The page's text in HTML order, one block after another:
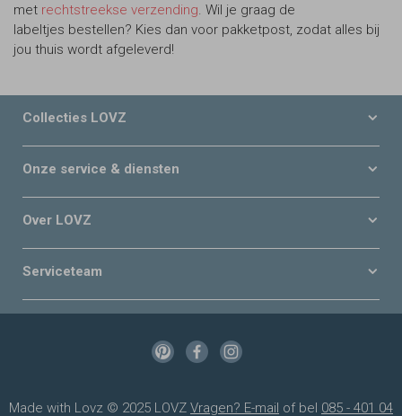
met rechtstreekse verzending. Wil je graag de
labeltjes bestellen? Kies dan voor pakketpost, zodat alles bij
jou thuis wordt afgeleverd!
Collecties LOVZ
Onze service & diensten
Over LOVZ
Serviceteam
Made with Lovz © 2025 LOVZ Vragen? E-mail of bel 085 - 401 04